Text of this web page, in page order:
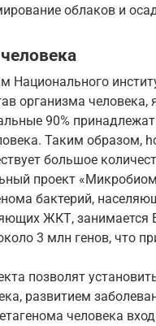
облаков и
Национального
организма
90%
Таким образом,
большое
проект
бактерий,
ЖКТ, занимается
3 млн генов, что
позволят
развитием
человека